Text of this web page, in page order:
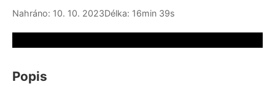
Nahráno: 10. 10. 2023Délka: 16min 39s
Popis